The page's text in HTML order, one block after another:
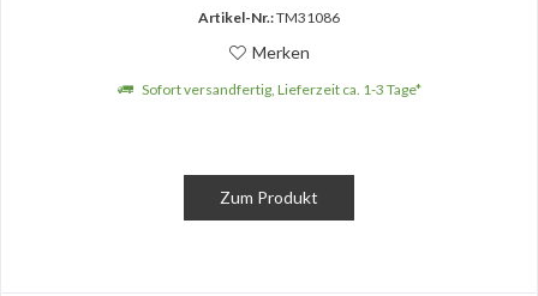
Artikel-Nr.:TM31086
Merken
Sofort versandfertig, Lieferzeit ca. 1-3 Tage*
Zum Produkt